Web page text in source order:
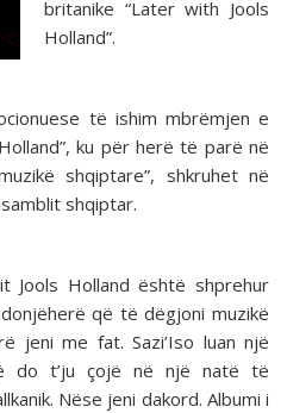
britanike “Later with Jools
Holland”.
të ishim mbrëmjen e
ku për herë të parë në
shqiptare”, shkruhet në
shqiptar.
Jools Holland është shprehur
që të dëgjoni muzikë
jeni me fat. Sazi’Iso luan një
do t’ju çojë në një natë të
Nëse jeni dakord. Albumi i